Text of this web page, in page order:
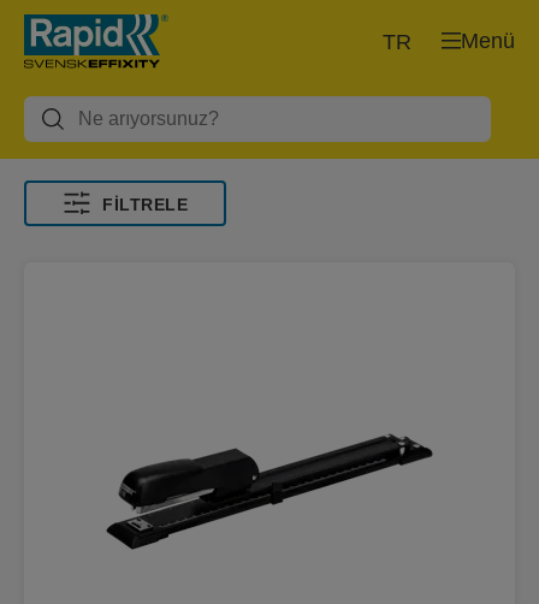
Menü
TR
FILTRELE